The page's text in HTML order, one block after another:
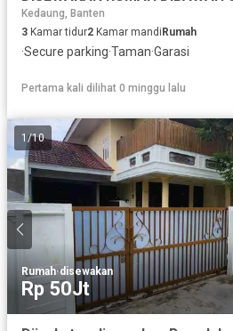
Kedaung, Banten
3 Kamar tidur2 Kamar mandiRumah
·Secure parking·Taman·Garasi
Pertama kali dilihat 0 minggu lalu
1 /10
Rumah·disewakan
Rp 50Jt